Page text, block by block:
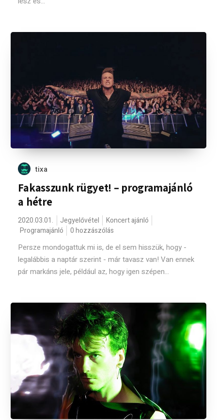
tixa
Fakasszunk rügyet! – programajánló
a hétre
2020.03.01. Jegyelővétel
Koncert ajánló
Programajánló
0 hozzászólás
Persze mondogattuk mi is, de el sem hisszük, hogy -
legalábbis a naptár szerint - már tavasz van! Van ennek
pár markáns jele, például az, hogy igen szépen...